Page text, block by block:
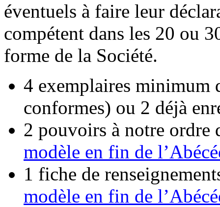
éventuels à faire leur
compétent dans les 20 ou
forme de la Société.
4 exemplaires minimum
conformes) ou 2 déjà
2 pouvoirs à notre ordre
modèle en fin de
1 fiche de
modèle en fin de